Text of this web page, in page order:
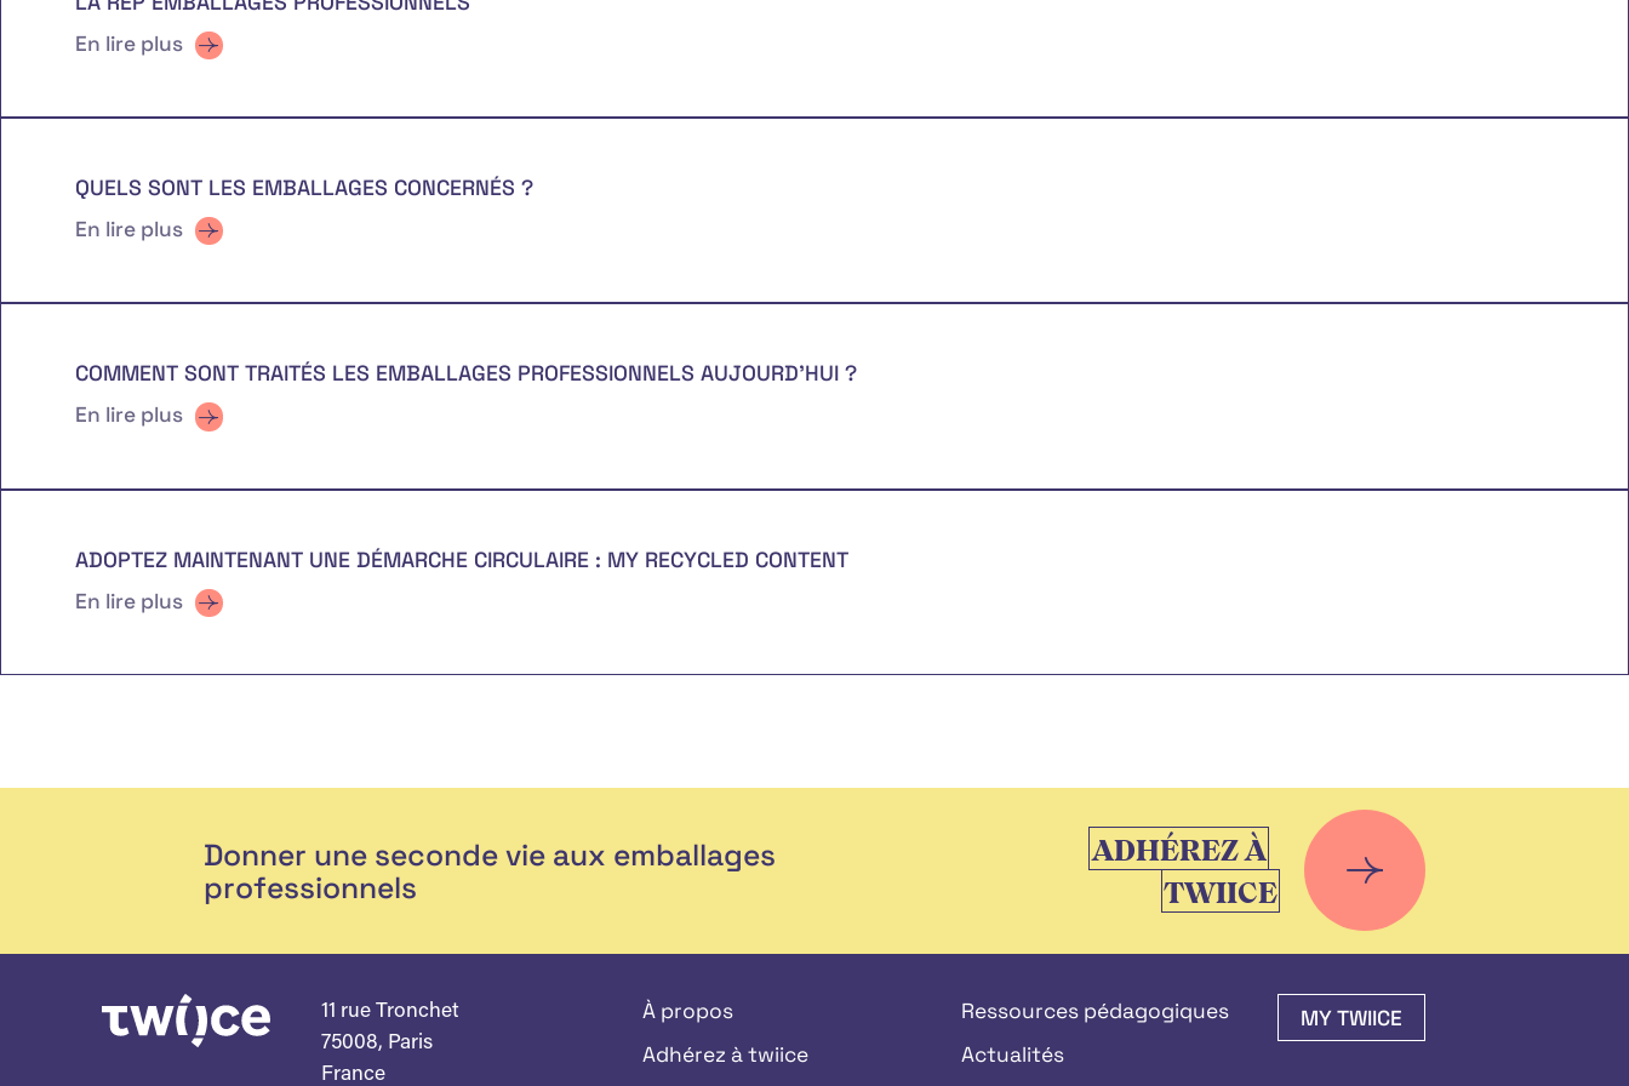
En lire plus
QUELS SONT LES EMBALLAGES CONCERNÉS ?
En lire plus
COMMENT SONT TRAITÉS LES EMBALLAGES PROFESSIONNELS AUJOURD’HUI ?
En lire plus
ADOPTEZ MAINTENANT UNE DÉMARCHE CIRCULAIRE : MY RECYCLED CONTENT
En lire plus
Donner une seconde vie aux emballages
professionnels
ADHÉREZ À
TWIICE
11 rue Tronchet
75008, Paris
France
À propos
Adhérez à twiice
Ressources pédagogiques
Actualités
MY TWIICE